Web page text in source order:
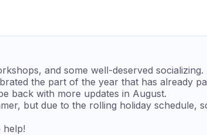
and some well-deserved socializing.
the part of the year that has already
back with more updates in August.
but due to the rolling holiday schedule,
help!